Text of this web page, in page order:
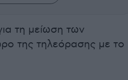
τη μείωση των
της τηλεόρασης με το